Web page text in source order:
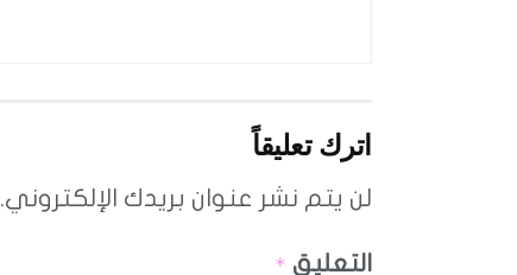
اترك تعليقاً
لن يتم نشر عنوان بريدك الإلكتروني.
التعليق *